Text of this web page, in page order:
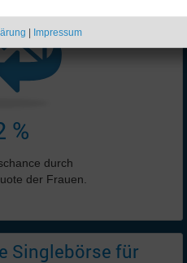
%
durch
der Frauen.
Singlebörse für
| Impressum